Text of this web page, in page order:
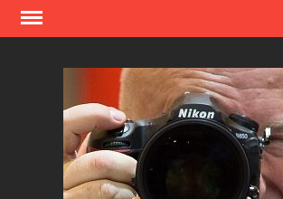
Skip